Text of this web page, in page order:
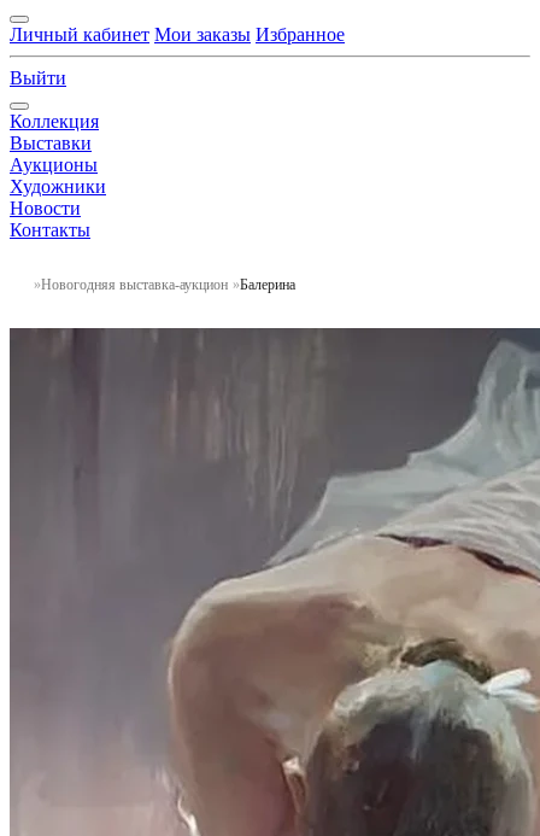
Личный кабинет Мои заказы Избранное
Выйти
Коллекция
Выставки
Аукционы
Художники
Новости
Контакты
Новогодняя выставка-аукцион Балерина